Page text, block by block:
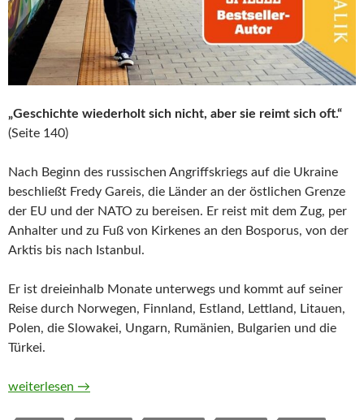
„Geschichte wiederholt sich nicht, aber sie reimt sich oft.“
(Seite 140)
Nach Beginn des russischen Angriffskriegs auf die Ukraine
beschließt Fredy Gareis, die Länder an der östlichen Grenze
der EU und der NATO zu bereisen. Er reist mit dem Zug, per
Anhalter und zu Fuß von Kirkenes an den Bosporus, von der
Arktis bis nach Istanbul.
Er ist dreieinhalb Monate unterwegs und kommt auf seiner
Reise durch Norwegen, Finnland, Estland, Lettland, Litauen,
Polen, die Slowakei, Ungarn, Rumänien, Bulgarien und die
Türkei.
Als ich gegen Stalin im Armdrücken gewann. Eine Reise von
weiterlesen →